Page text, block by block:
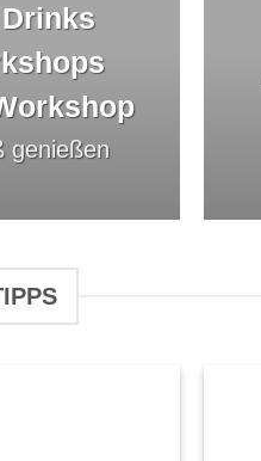
genießen